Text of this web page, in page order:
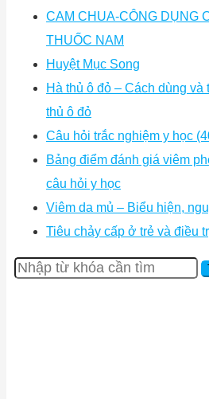
CAM CHUA-CÔNG DỤNG
THUỐC NAM
Huyệt Mục Song
Hà thủ ô đỏ – Cách dùng
thủ ô đỏ
Câu hỏi trắc nghiệm y học
Bảng điểm đánh giá viêm
câu hỏi y học
Viêm da mủ – Biểu hiện,
Tiêu chảy cấp ở trẻ và điều